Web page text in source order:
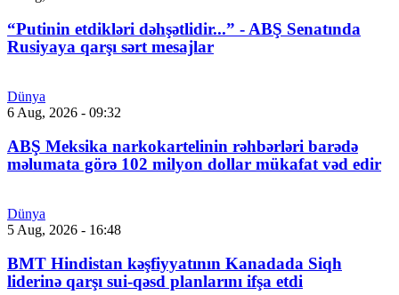
“Putinin etdikləri dəhşətlidir...” - ABŞ Senatında
Rusiyaya qarşı sərt mesajlar
Dünya
6 Aug, 2026 - 09:32
ABŞ Meksika narkokartelinin rəhbərləri barədə
məlumata görə 102 milyon dollar mükafat vəd edir
Dünya
5 Aug, 2026 - 16:48
BMT Hindistan kəşfiyyatının Kanadada Siqh
liderinə qarşı sui-qəsd planlarını ifşa etdi